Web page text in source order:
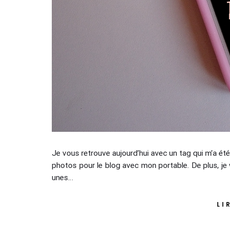
Je vous retrouve aujourd’hui avec un tag qui m’a
photos pour le blog avec mon portable. De plus,
unes…